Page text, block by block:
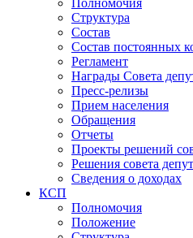
Полномочия
Структура
Состав
Состав постоянных
Регламент
Награды Совета
Пресс-релизы
Прием населения
Обращения
Отчеты
Проекты решений
Решения совета
Сведения о доходах
КСП
Полномочия
Положение